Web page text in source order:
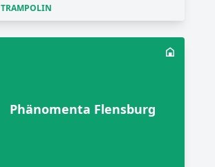
TRAMPOLIN
Phänomenta Flensburg